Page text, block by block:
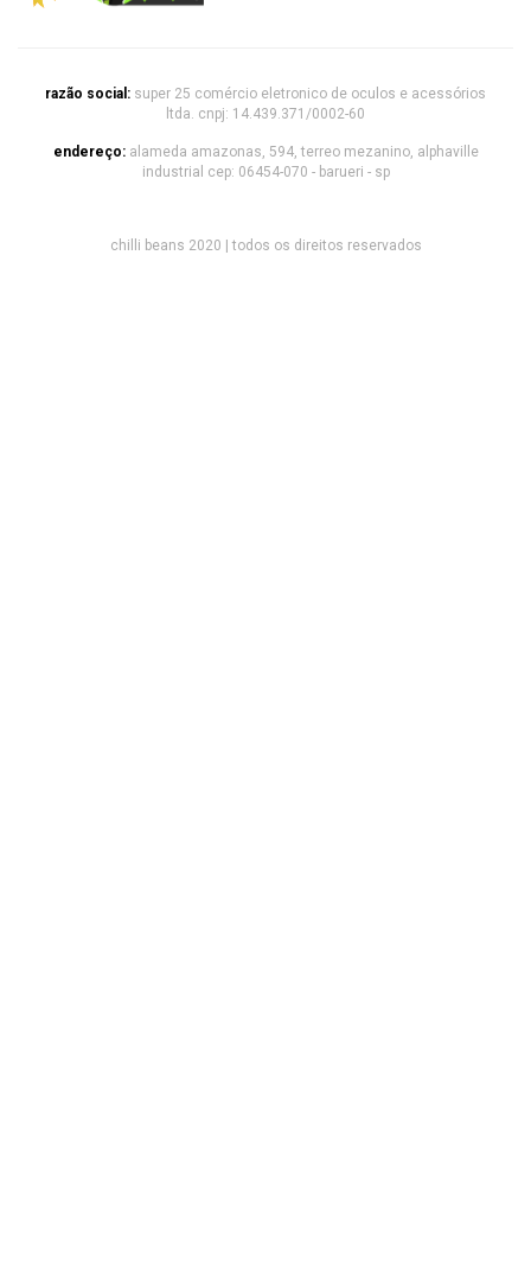
razão social: super 25 comércio eletronico de oculos e acessórios
ltda. cnpj: 14.439.371/0002-60
endereço: alameda amazonas, 594, terreo mezanino, alphaville
industrial cep: 06454-070 - barueri - sp
chilli beans 2020 | todos os direitos reservados